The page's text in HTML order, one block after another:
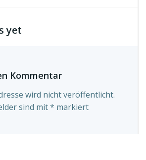
yet
Kommentar
wird nicht veröffentlicht.
sind mit* markiert